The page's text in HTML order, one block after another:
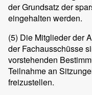
der Grundsatz der
eingehalten werden.
(5) Die Mitglieder der
der Fachausschüsse
vorstehenden
Teilnahme an
freizustellen.